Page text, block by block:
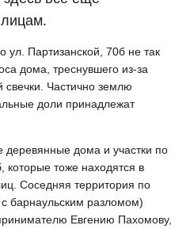
ул. Партизанской, 70б не так
дома, треснувшего из-за
свечки. Частично землю
доли принадлежат
деревянные дома и участки по
которые тоже находятся в
Соседняя территория по
барнаульским разломом)
Евгению Пахомову,